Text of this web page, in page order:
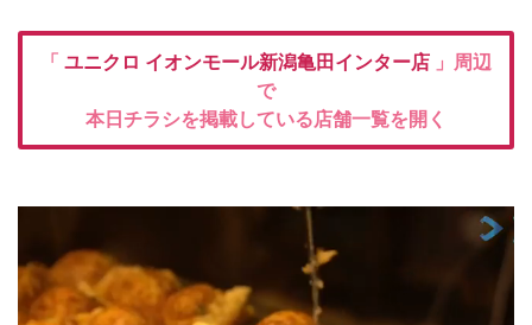
「 ユニクロ イオンモール新潟亀田インター店 」周辺
で
本日チラシを掲載している店舗一覧を開く